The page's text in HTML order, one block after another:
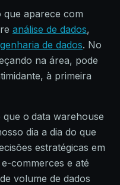
que aparece com
análise de dados,
de dados. No
na área, pode
à primeira
que o data warehouse
dia a dia do que
estratégicas em
commerces e até
volume de dados